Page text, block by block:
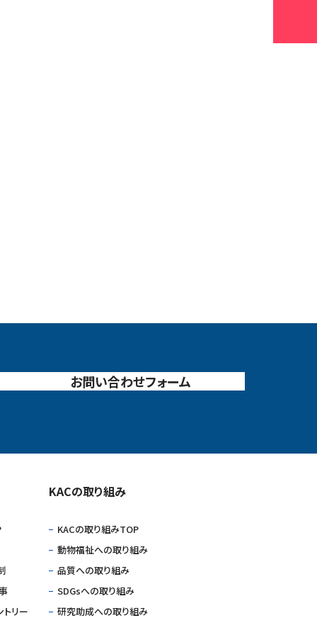
お問い合わせフォーム
トリー
KACの取り組み
KACの取り組みTOP
動物福祉への取り組み
品質への取り組み
SDGsへの取り組み
研究助成への取り組み